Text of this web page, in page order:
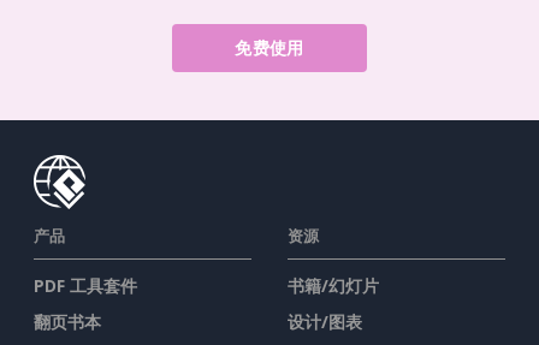
免费使用
产品
PDF 工具套件
翻页书本
资源
书籍/幻灯片
设计/图表